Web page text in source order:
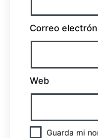
Correo
Web
Guarda mi